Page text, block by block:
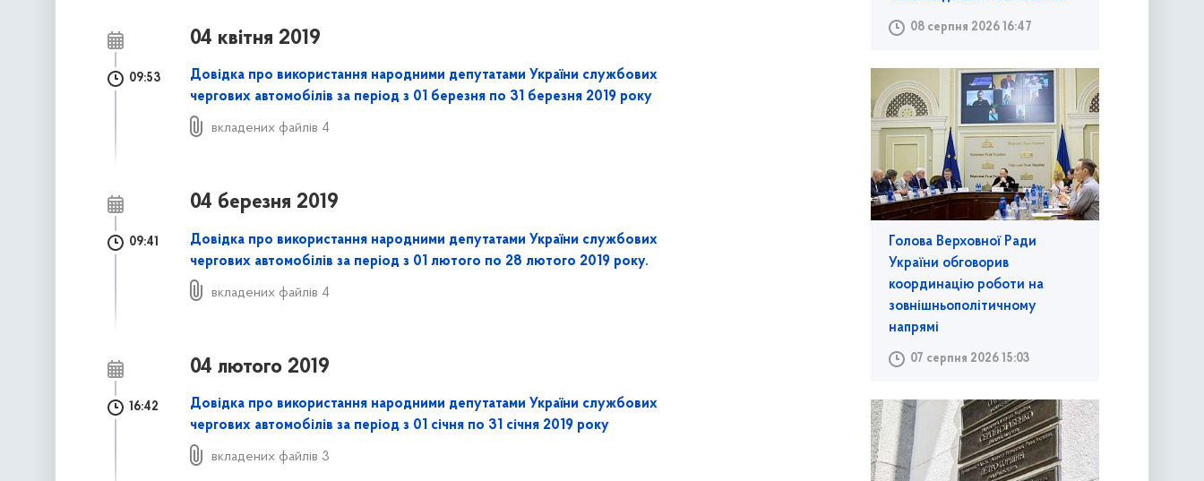
04 квітня 2019
09:53
Довідка про використання народними депутатами України службових
чергових автомобілів за період з 01 березня по 31 березня 2019 року
вкладених файлів 4
04 березня 2019
09:41
Довідка про використання народними депутатами України службових
чергових автомобілів за період з 01 лютого по 28 лютого 2019 року.
вкладених файлів 4
04 лютого 2019
16:42
Довідка про використання народними депутатами України службових
чергових автомобілів за період з 01 січня по 31 січня 2019 року
вкладених файлів 3
08 серпня 2026 16:47
Голова Верховної Ради
України обговорив
координацію роботи на
зовнішньополітичному
напрямі
07 серпня 2026 15:03